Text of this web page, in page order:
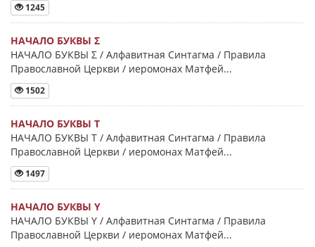
1245
НАЧАЛО БУКВЫ Σ
НАЧАЛО БУКВЫ Σ / Алфавитная Синтагма / Правила
Православной Церкви / иеромонах Матфей...
1502
НАЧАЛО БУКВЫ Τ
НАЧАЛО БУКВЫ Τ / Алфавитная Синтагма / Правила
Православной Церкви / иеромонах Матфей...
1497
НАЧАЛО БУКВЫ Y
НАЧАЛО БУКВЫ Y / Алфавитная Синтагма / Правила
Православной Церкви / иеромонах Матфей...